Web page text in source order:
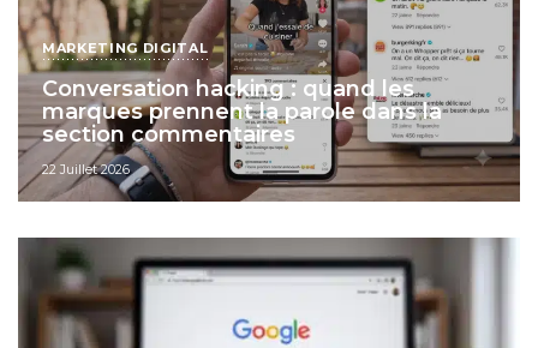
MARKETING DIGITAL
Conversation hacking : quand les
marques prennent la parole dans la
section commentaires
22 Juillet 2026